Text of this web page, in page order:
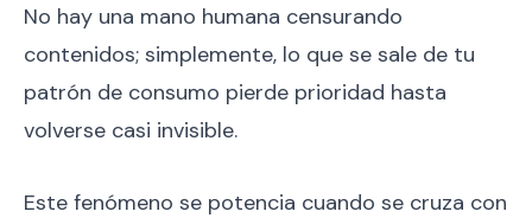
No hay una mano humana censurando
contenidos; simplemente, lo que se sale de tu
patrón de consumo pierde prioridad hasta
volverse casi invisible.
Este fenómeno se potencia cuando se cruza con